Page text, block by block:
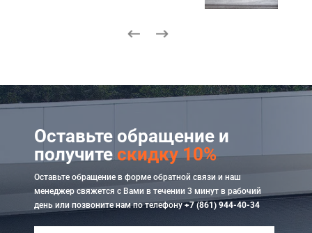
Оставьте обращение и
получитескидку 10%
Оставьте обращение в форме обратной связи и наш
менеджер свяжется с Вами в течении 3 минут в рабочий
день или позвоните нам по телефону+7 (861) 944-40-34